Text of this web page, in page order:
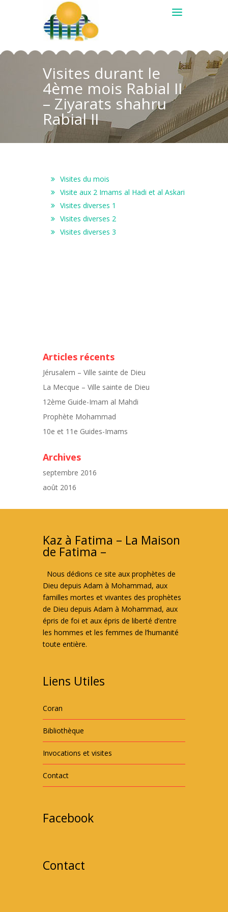
Visites durant le
4ème mois Rabial II
– Ziyarats shahru
Rabial II
Visites du mois
Visite aux 2 Imams al Hadi et al Askari
Visites diverses 1
Visites diverses 2
Visites diverses 3
Articles récents
Jérusalem – Ville sainte de Dieu
La Mecque – Ville sainte de Dieu
12ème Guide-Imam al Mahdi
Prophète Mohammad
10e et 11e Guides-Imams
Archives
septembre 2016
août 2016
Kaz à Fatima – La Maison
de Fatima –
Nous dédions ce site aux prophètes de
Dieu depuis Adam à Mohammad, aux
familles mortes et vivantes des prophètes
de Dieu depuis Adam à Mohammad, aux
épris de foi et aux épris de liberté d’entre
les hommes et les femmes de l’humanité
toute entière.
Liens Utiles
Coran
Bibliothèque
Invocations et visites
Contact
Facebook
Contact